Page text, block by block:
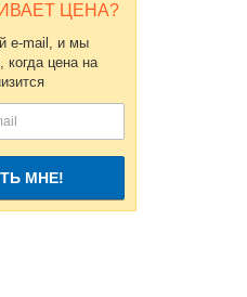
ЦЕНА?
e-mail, и мы
цена на
МНЕ!